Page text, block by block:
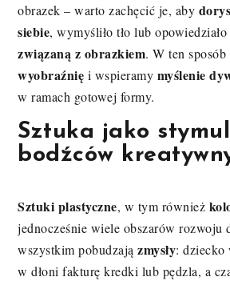
obrazek – warto zachęcić je, aby
siebie, wymyśliło tło lub opowiedziało
związaną z obrazkiem. W ten
wyobraźnię i wspieramy myślenie
w ramach gotowej formy.
Sztuka jako
bodźców
Sztuki plastyczne, w tym również
jednocześnie wiele obszarów rozwoju
wszystkim pobudzajązmysły: dziecko
w dłoni fakturę kredki lub pędzla, a